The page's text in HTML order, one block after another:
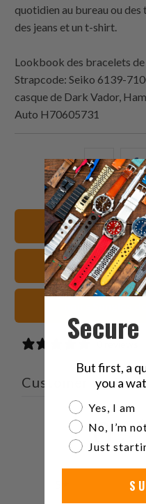
quotidien au bureau ou
des jeans et un t-shirt.
Lookbook des bracelets
Strapcode: Seiko 6139-
casque de Dark Vador,
Auto H70605731
ceci
sur
Twitter
20mm Bracelets
Cuir Sangles
Customer reviews
0 / 5 0
But first, a
you a
Are you a
Yes, I am
No, I’m
Just